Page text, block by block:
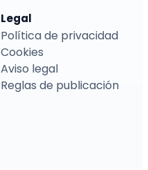
Legal
Política de privacidad
Cookies
Aviso legal
Reglas de publicación